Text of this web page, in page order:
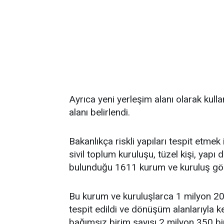
Ayrıca yeni yerleşim alanı olarak
alanı belirlendi.
Bakanlıkça riskli yapıları tespit
sivil toplum kuruluşu, tüzel kişi, yapı
bulunduğu 1611 kurum ve kuruluş
Bu kurum ve kuruluşlarca 1 milyon
tespit edildi ve dönüşüm alanlarıyla